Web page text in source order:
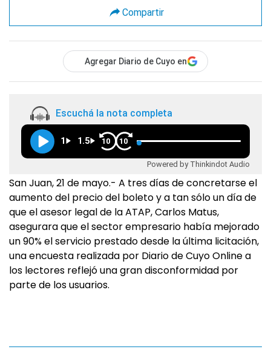
Compartir
Agregar Diario de Cuyo en
Escuchá la nota completa
1 1.5 10 10
Powered by Thinkindot Audio
San Juan, 21 de mayo.- A tres días de concretarse el
aumento del precio del boleto y a tan sólo un día de
que el asesor legal de la ATAP, Carlos Matus,
asegurara que el sector empresario había mejorado
un 90% el servicio prestado desde la última licitación,
una encuesta realizada por Diario de Cuyo Online a
los lectores reflejó una gran disconformidad por
parte de los usuarios.